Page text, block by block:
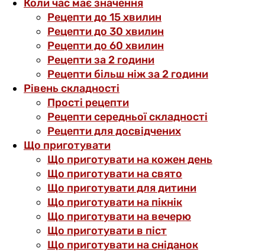
Коли час має значення
Рецепти до 15 хвилин
Рецепти до 30 хвилин
Рецепти до 60 хвилин
Рецепти за 2 години
Рецепти більш ніж за 2 години
Рівень складності
Прості рецепти
Рецепти середньої складності
Рецепти для досвідчених
Що приготувати
Що приготувати на кожен день
Що приготувати на свято
Що приготувати для дитини
Що приготувати на пікнік
Що приготувати на вечерю
Що приготувати в піст
Що приготувати на сніданок